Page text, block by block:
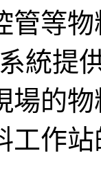
管等
統提
場的
工作